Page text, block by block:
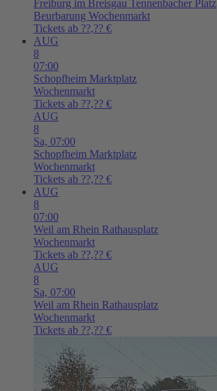
Freiburg im Breisgau Tennenbacher Platz
Beurbarung Wochenmarkt
Tickets ab ??,?? €
AUG
8
07:00
Schopfheim Marktplatz
Wochenmarkt
Tickets ab ??,?? €
AUG
8
Sa, 07:00
Schopfheim Marktplatz
Wochenmarkt
Tickets ab ??,?? €
AUG
8
07:00
Weil am Rhein Rathausplatz
Wochenmarkt
Tickets ab ??,?? €
AUG
8
Sa, 07:00
Weil am Rhein Rathausplatz
Wochenmarkt
Tickets ab ??,?? €